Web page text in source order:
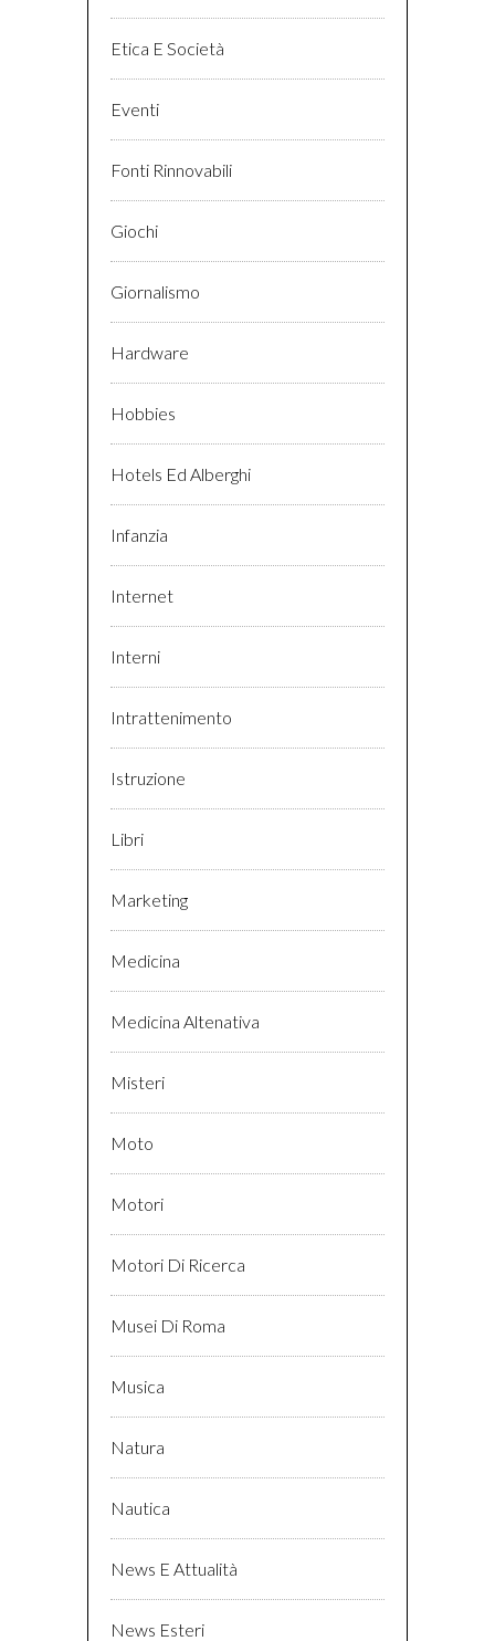
Etica E Società
Eventi
Fonti Rinnovabili
Giochi
Giornalismo
Hardware
Hobbies
Hotels Ed Alberghi
Infanzia
Internet
Interni
Intrattenimento
Istruzione
Libri
Marketing
Medicina
Medicina Altenativa
Misteri
Moto
Motori
Motori Di Ricerca
Musei Di Roma
Musica
Natura
Nautica
News E Attualità
News Esteri